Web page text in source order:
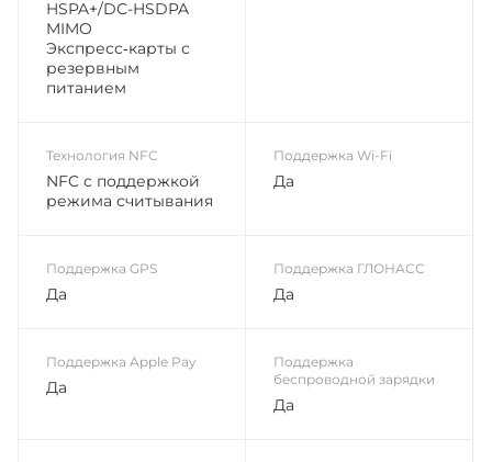
HSPA+/​DC-HSDPA
MIMO
Экспресс‑карты с
резервным
питанием
Технология NFC
NFC с поддержкой
режима считывания
Поддержка Wi-Fi
Да
Поддержка GPS
Да
Поддержка ГЛОНАСС
Да
Поддержка Apple Pay
Да
Поддержка
беспроводной зарядки
Да